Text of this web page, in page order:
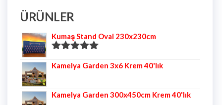
ÜRÜNLER
Kumaş Stand Oval 230x230cm
5.00oy aldı
Kamelya Garden 3x6 Krem 40'lık
Kamelya Garden 300x450cm Krem 40'lık